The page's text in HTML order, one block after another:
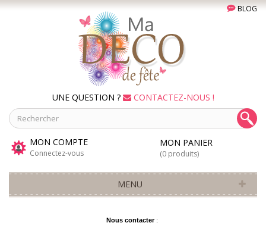
BLOG
UNE QUESTION ? CONTACTEZ-NOUS !
MON COMPTE
Connectez-vous
MON PANIER
(0 produits)
MENU
Nous contacter: